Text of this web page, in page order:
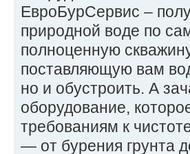
ЕвроБурСервис –
природной воде по
полноценную
поставляющую вам
но и обустроить. А
оборудование,
требованиям к
— от бурения грунта